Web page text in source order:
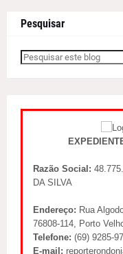
Pesquisar
Razão Social:
DA SILVA
Endereço: Rua
76808-114, Porto
Telefone: (69) 9285-
E-mail: